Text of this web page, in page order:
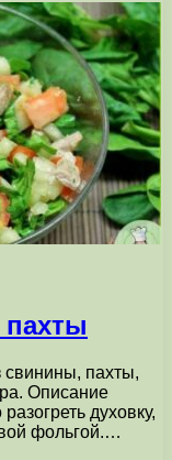
свинины, пахты,
Описание
духовку,
фольгой.…